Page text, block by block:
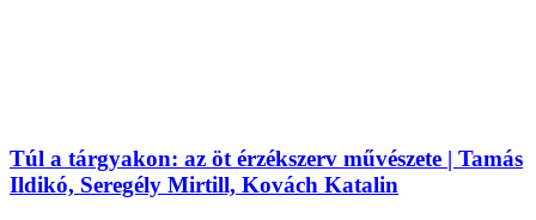
Túl a tárgyakon: az öt érzékszerv művészete | Tamás
Ildikó, Seregély Mirtill, Kovách Katalin